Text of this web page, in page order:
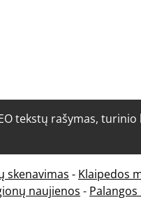
SEO tekstų rašymas,
skenavimas - Klaipedos
naujienos -